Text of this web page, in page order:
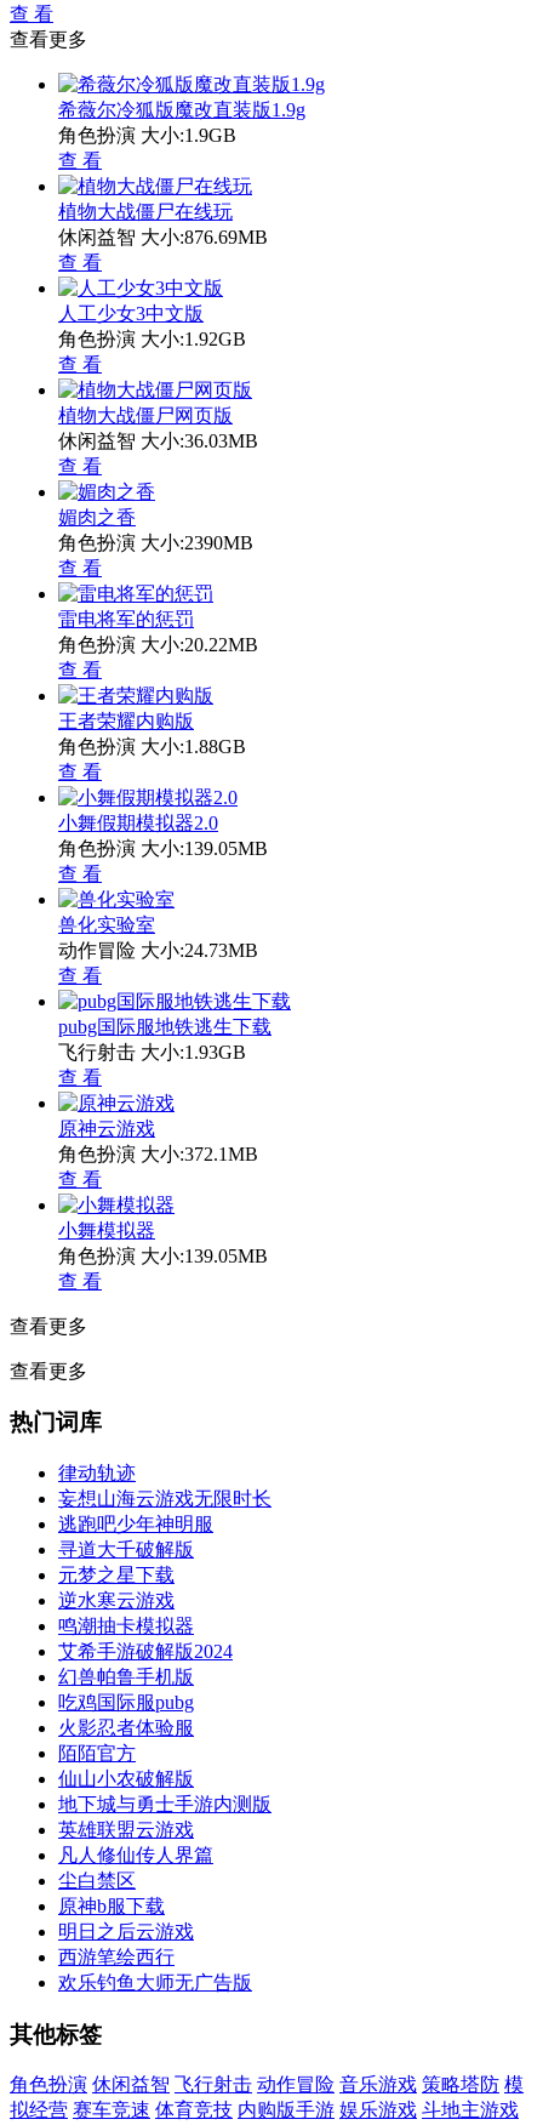
查 看
查看更多
希薇尔冷狐版魔改直装版1.9g
角色扮演 大小:1.9GB
查 看
植物大战僵尸在线玩
休闲益智 大小:876.69MB
查 看
人工少女3中文版
角色扮演 大小:1.92GB
查 看
植物大战僵尸网页版
休闲益智 大小:36.03MB
查 看
媚肉之香
角色扮演 大小:2390MB
查 看
雷电将军的惩罚
角色扮演 大小:20.22MB
查 看
王者荣耀内购版
角色扮演 大小:1.88GB
查 看
小舞假期模拟器2.0
角色扮演 大小:139.05MB
查 看
兽化实验室
动作冒险 大小:24.73MB
查 看
pubg国际服地铁逃生下载
飞行射击 大小:1.93GB
查 看
原神云游戏
角色扮演 大小:372.1MB
查 看
小舞模拟器
角色扮演 大小:139.05MB
查 看
查看更多
查看更多
热门词库
律动轨迹
妄想山海云游戏无限时长
逃跑吧少年神明服
寻道大千破解版
元梦之星下载
逆水寒云游戏
鸣潮抽卡模拟器
艾希手游破解版2024
幻兽帕鲁手机版
吃鸡国际服pubg
火影忍者体验服
陌陌官方
仙山小农破解版
地下城与勇士手游内测版
英雄联盟云游戏
凡人修仙传人界篇
尘白禁区
原神b服下载
明日之后云游戏
西游笔绘西行
欢乐钓鱼大师无广告版
其他标签
角色扮演 休闲益智 飞行射击 动作冒险 音乐游戏 策略塔防 模
拟经营 赛车竞速 体育竞技 内购版手游 娱乐游戏 斗地主游戏